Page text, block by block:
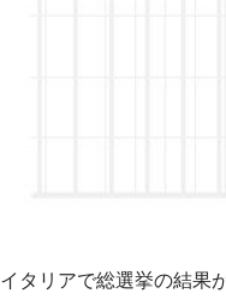
イタリアで総選挙の結果